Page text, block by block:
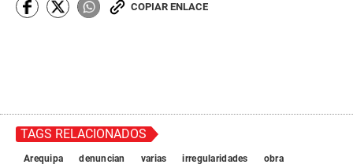
COPIAR ENLACE
TAGS RELACIONADOS
Arequipa denuncian varias irregularidades
obra